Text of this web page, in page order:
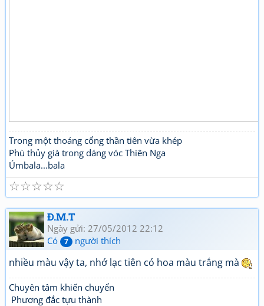
Trong một thoáng cổng thần tiên vừa khép
Phù thủy già trong dáng vóc Thiên Nga
Úmbala...bala
☆
☆
☆
☆
☆
Đ.M.T
Ngày gửi: 27/05/2012 22:12
Có
7 người thích
nhiều màu vậy ta, nhớ lạc tiên có hoa màu trắng mà
Chuyên tâm khiến chuyển
Phương đắc tựu thành